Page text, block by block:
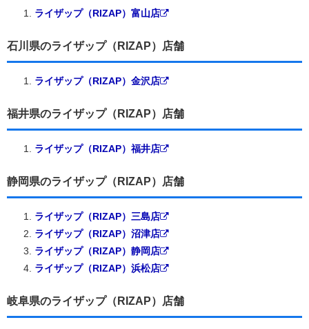
ライザップ（RIZAP）富山店
石川県のライザップ（RIZAP）店舗
ライザップ（RIZAP）金沢店
福井県のライザップ（RIZAP）店舗
ライザップ（RIZAP）福井店
静岡県のライザップ（RIZAP）店舗
ライザップ（RIZAP）三島店
ライザップ（RIZAP）沼津店
ライザップ（RIZAP）静岡店
ライザップ（RIZAP）浜松店
岐阜県のライザップ（RIZAP）店舗